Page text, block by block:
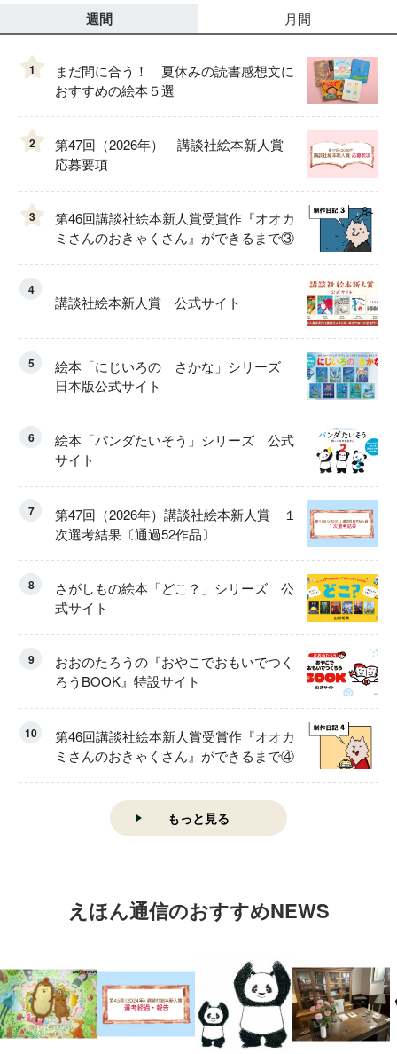
週間 月間
1
まだ間に合う！ 夏休みの読書感想文に
おすすめの絵本５選
2
第47回（2026年） 講談社絵本新人賞
応募要項
3
第46回講談社絵本新人賞受賞作『オオカ
ミさんのおきゃくさん』ができるまで③
4
講談社絵本新人賞 公式サイト
5
絵本「にじいろの さかな」シリーズ
日本版公式サイト
6
絵本「パンダたいそう」シリーズ 公式
サイト
7
第47回（2026年）講談社絵本新人賞 １
次選考結果〔通過52作品〕
8
さがしもの絵本「どこ？」シリーズ 公
式サイト
9
おおのたろうの『おやこでおもいでつく
ろうBOOK』特設サイト
10
第46回講談社絵本新人賞受賞作『オオカ
ミさんのおきゃくさん』ができるまで④
もっと見る
えほん通信のおすすめNEWS